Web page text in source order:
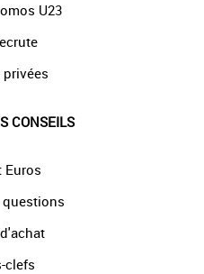
U23
privées
CONSEILS
Euros
questions
clefs